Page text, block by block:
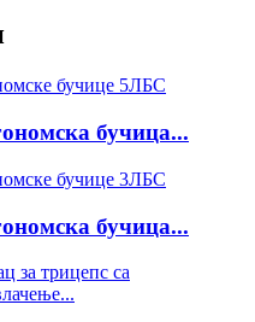
бучица...
бучица...